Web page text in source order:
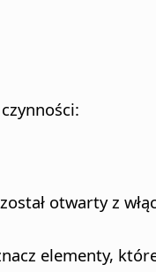
otwarty z
elementy,